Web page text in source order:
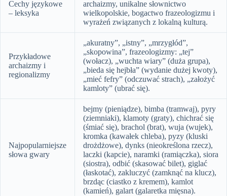
Cechy językowe
– leksyka
archaizmy, unikalne słownictwo
wielkopolskie, bogactwo frazeologizmu i
wyrażeń związanych z lokalną kulturą.
Przykładowe
archaizmy i
regionalizmy
„akuratny”, „istny”, „mrzygłód”,
„skopowina”, frazeologizmy: „tej”
(wołacz), „wuchta wiary” (duża grupa),
„bieda się hejbła” (wydanie dużej kwoty),
„mieć fefry” (odczuwać strach), „założyć
kamloty” (ubrać się).
Najpopularniejsze
słowa gwary
bejmy (pieniądze), bimba (tramwaj), pyry
(ziemniaki), klamoty (graty), chichrać się
(śmiać się), brachol (brat), wuja (wujek),
kromka (kawałek chleba), pyzy (kluski
drożdżowe), dynks (nieokreślona rzecz),
laczki (kapcie), naramki (ramiączka), siora
(siostra), odbić (skasować bilet), giglać
(łaskotać), zakluczyć (zamknąć na klucz),
brzdąc (ciastko z kremem), kamlot
(kamień), galart (galaretka mięsna).